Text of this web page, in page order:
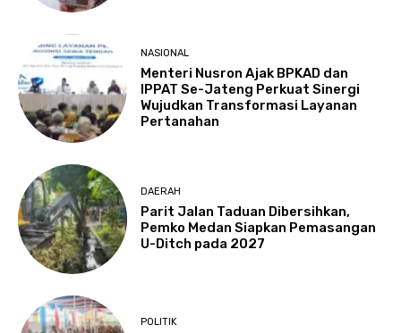
NASIONAL
Menteri Nusron Ajak BPKAD dan
IPPAT Se-Jateng Perkuat Sinergi
Wujudkan Transformasi Layanan
Pertanahan
DAERAH
Parit Jalan Taduan Dibersihkan,
Pemko Medan Siapkan Pemasangan
U-Ditch pada 2027
POLITIK